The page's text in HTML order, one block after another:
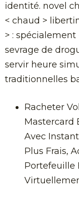
identité. novel
< chaud >
> :
sevrage de
servir heure
traditionnelles
Racheter
Mastercard
Avec
Plus Frais,
Portefeuille